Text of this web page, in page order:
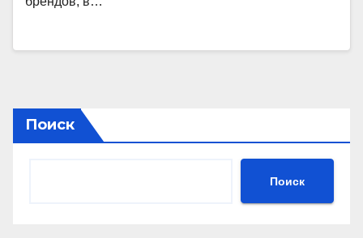
Поиск
Поиск